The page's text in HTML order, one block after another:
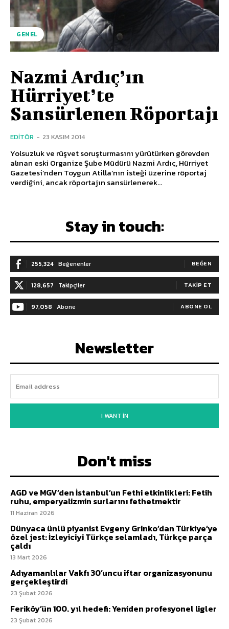
GENEL
Nazmi Ardıç’ın
Hürriyet’te
Sansürlenen Röportajı
EDITÖR - 23 KASIM 2014
Yolsuzluk ve rüşvet soruşturmasını yürütürken görevden
alınan eski Organize Şube Müdürü Nazmi Ardıç, Hürriyet
Gazetesi’nden Toygun Atilla’nın isteği üzerine röportaj
verdiğini, ancak röportajın sansürlenerek...
Stay in touch:
255,324 Beğenenler BEĞEN
128,657 Takipçiler TAKIP ET
97,058 Abone ABONE OL
Newsletter
I WANT IN
Don't miss
AGD ve MGV’den İstanbul’un Fethi etkinlikleri: Fetih
ruhu, emperyalizmin surlarını fethetmektir
11 Haziran 2026
Dünyaca ünlü piyanist Evgeny Grinko’dan Türkiye’ye
özel jest: İzleyiciyi Türkçe selamladı, Türkçe parça
çaldı
13 Mart 2026
Adıyamanlılar Vakfı 30’uncu iftar organizasyonunu
gerçekleştirdi
23 Şubat 2026
Feriköy’ün 100. yıl hedefi: Yeniden profesyonel ligler
23 Şubat 2026